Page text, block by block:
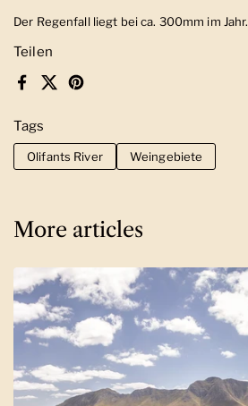
Teilen
Facebook
X (Twitter)Pinterest
Tags
Olifants River Weingebiete
Der Regenfall liegt bei ca. 300mm im Jahr.
More articles